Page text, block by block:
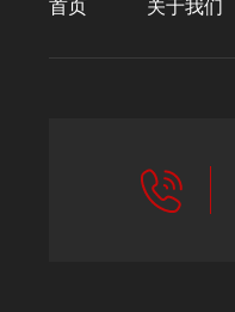
首页 关于我们